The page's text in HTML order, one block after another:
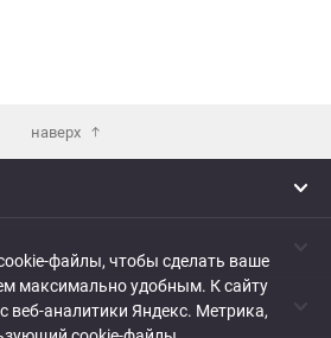
наверх
файлы, чтобы сделать ваше
максимально удобным. К cайту
веб-аналитики Яндекс. Метрика,